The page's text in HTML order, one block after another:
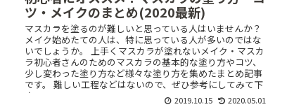
ツ・メイクのまとめ(2020最新)
マスカラを塗るのが難しいと思っている人はいませんか？
メイク始めたての人は、特に思っている人が多いのではな
いでしょうか。 上手くマスカラが塗れないメイク・マスカ
ラ初心者さんのためのマスカラの基本的な塗り方やコツ、
少し変わった塗り方など様々な塗り方を集めたまとめ記事
です。 難しい工程などはないので、ぜひ参考にしてみて下
さい。
2019.10.15 2020.05.01